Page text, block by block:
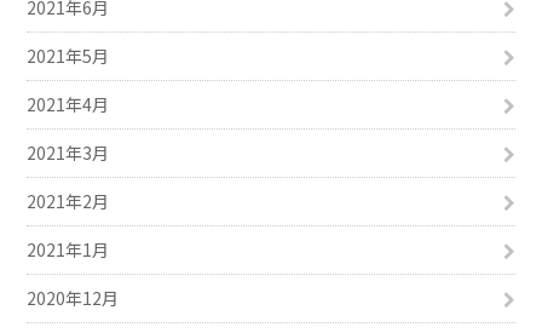
2021年6月
2021年5月
2021年4月
2021年3月
2021年2月
2021年1月
2020年12月